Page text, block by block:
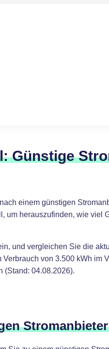
Günstige
einem günstigen
um herauszufinden, wie viel
und vergleichen Sie die
von 3.500 kWh im
(Stand: 04.08.2026).